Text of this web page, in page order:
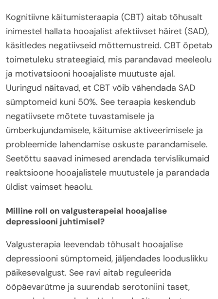
Kognitiivne käitumisteraapia (CBT) aitab tõhusalt
inimestel hallata hooajalist afektiivset häiret (SAD),
käsitledes negatiivseid mõttemustreid. CBT õpetab
toimetuleku strateegiaid, mis parandavad meeleolu
ja motivatsiooni hooajaliste muutuste ajal.
Uuringud näitavad, et CBT võib vähendada SAD
sümptomeid kuni 50%. See teraapia keskendub
negatiivsete mõtete tuvastamisele ja
ümberkujundamisele, käitumise aktiveerimisele ja
probleemide lahendamise oskuste parandamisele.
Seetõttu saavad inimesed arendada tervislikumaid
reaktsioone hooajalistele muutustele ja parandada
üldist vaimset heaolu.
Milline roll on valgusterapeial hooajalise
depressiooni juhtimisel?
Valgusterapia leevendab tõhusalt hooajalise
depressiooni sümptomeid, jäljendades looduslikku
päikesevalgust. See ravi aitab reguleerida
ööpäevarütme ja suurendab serotoniini taset,